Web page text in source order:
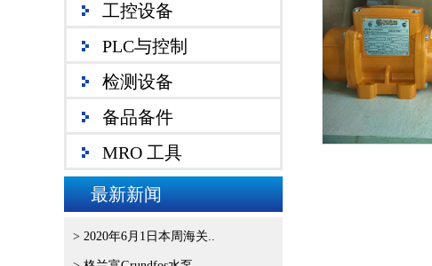
工控设备
PLC与控制
检测设备
备品备件
MRO 工具
最新新闻
> 2020年6月1日本周海关..